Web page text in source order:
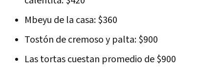
Mbeyu de la casa: $360
Tostón de cremoso y palta: $900
Las tortas cuestan promedio de $900